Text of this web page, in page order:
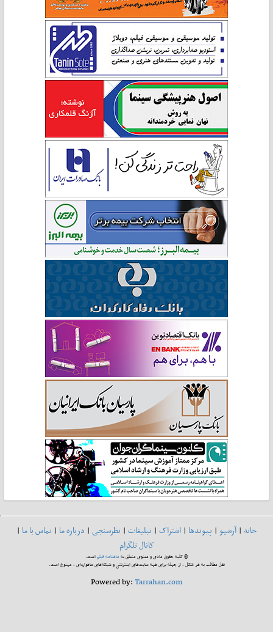
خانه|آرشیو| پیوندها| اشتراک| تبلیغات| نظرسنجی| درباره ما| تماس با ما|
کانال تلگرام
© کلیه حقوق مادی و معنوی متعلق بهماهنامه فیلماست.
نقل مطالب به هر شکل - از جمله برای همه سایت‌های اینترنتی و شبکه‌های ماهواره‌ای - ممنوع است.
Powered by:Tarrahan.com